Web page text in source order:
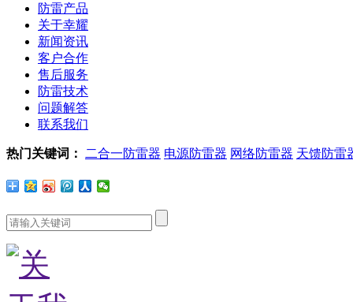
防雷产品
关于幸耀
新闻资讯
客户合作
售后服务
防雷技术
问题解答
联系我们
热门关键词： 二合一防雷器 电源防雷器 网络防雷器 天馈防雷